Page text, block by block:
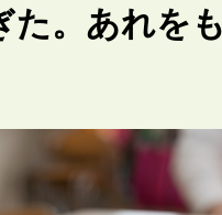
た。あれを